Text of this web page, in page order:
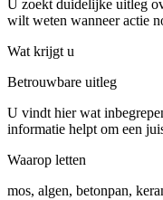
U zoekt duidelijke uitleg
wilt weten wanneer actie
Wat krijgt u
Betrouwbare uitleg
U vindt hier wat
informatie helpt om een
Waarop letten
mos, algen, betonpan,